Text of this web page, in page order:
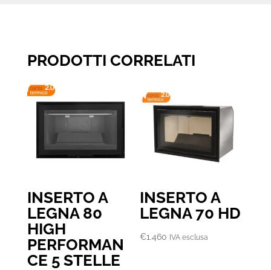
PRODOTTI CORRELATI
INSERTO A
LEGNA 80
HIGH
PERFORMAN
CE 5 STELLE
INSERTO A
LEGNA 70 HD
€1.460 IVA esclusa